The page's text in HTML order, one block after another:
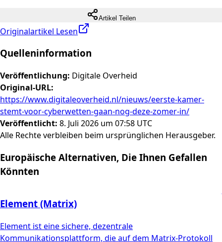
Artikel Teilen
Originalartikel Lesen
Quelleninformation
Veröffentlichung: Digitale Overheid
Original-URL:
https://www.digitaleoverheid.nl/nieuws/eerste-kamer-
stemt-voor-cyberwetten-gaan-nog-deze-zomer-in/
Veröffentlicht: 8. Juli 2026 um 07:58 UTC
Alle Rechte verbleiben beim ursprünglichen Herausgeber.
Europäische Alternativen, Die Ihnen Gefallen
Könnten
Element (Matrix)
Element ist eine sichere, dezentrale
Kommunikationsplattform, die auf dem Matrix-Protokoll